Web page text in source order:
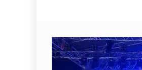
Video
Player